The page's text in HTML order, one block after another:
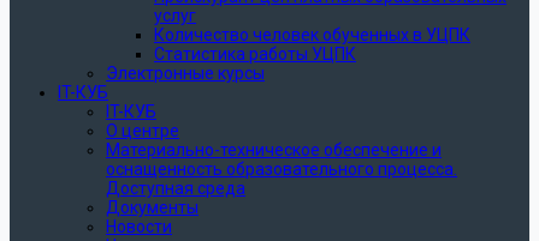
услуг
Количество человек обученных в УЦПК
Статистика работы УЦПК
Электронные курсы
IT-КУБ
IT-КУБ
О центре
Материально-техническое обеспечение и
оснащенность образовательного процесса.
Доступная среда
Документы
Новости